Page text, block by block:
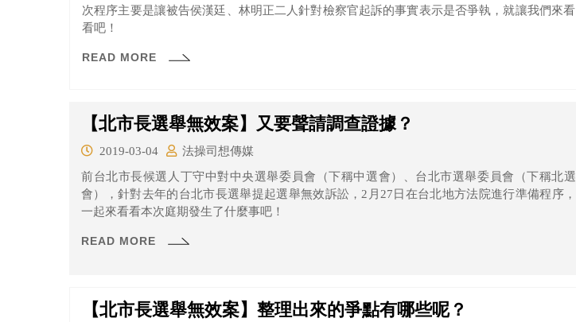
次程序主要是讓被告侯漢廷、林明正二人針對檢察官起訴的事實表示是否爭執，就讓我們來看
看吧！
READ MORE
【北市長選舉無效案】又要聲請調查證據？
2019-03-04
法操司想傳媒
前台北市長候選人丁守中對中央選舉委員會（下稱中選會）、台北市選舉委員會（下稱北選
會），針對去年的台北市長選舉提起選舉無效訴訟，2月27日在台北地方法院進行準備程序，
一起來看看本次庭期發生了什麼事吧！
READ MORE
【北市長選舉無效案】整理出來的爭點有哪些呢？